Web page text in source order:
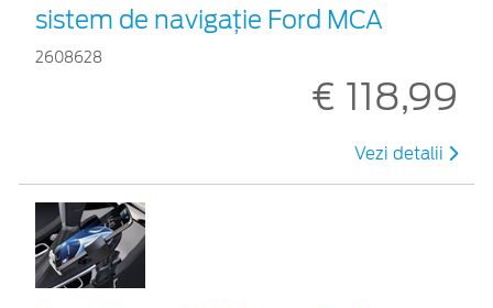
sistem de navigație Ford MCA
2608628
€ 118,99
Vezi detalii